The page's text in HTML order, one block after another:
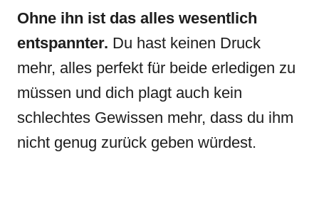
Ohne ihn ist das alles wesentlich
entspannter. Du hast keinen Druck
mehr, alles perfekt für beide erledigen zu
müssen und dich plagt auch kein
schlechtes Gewissen mehr, dass du ihm
nicht genug zurück geben würdest.